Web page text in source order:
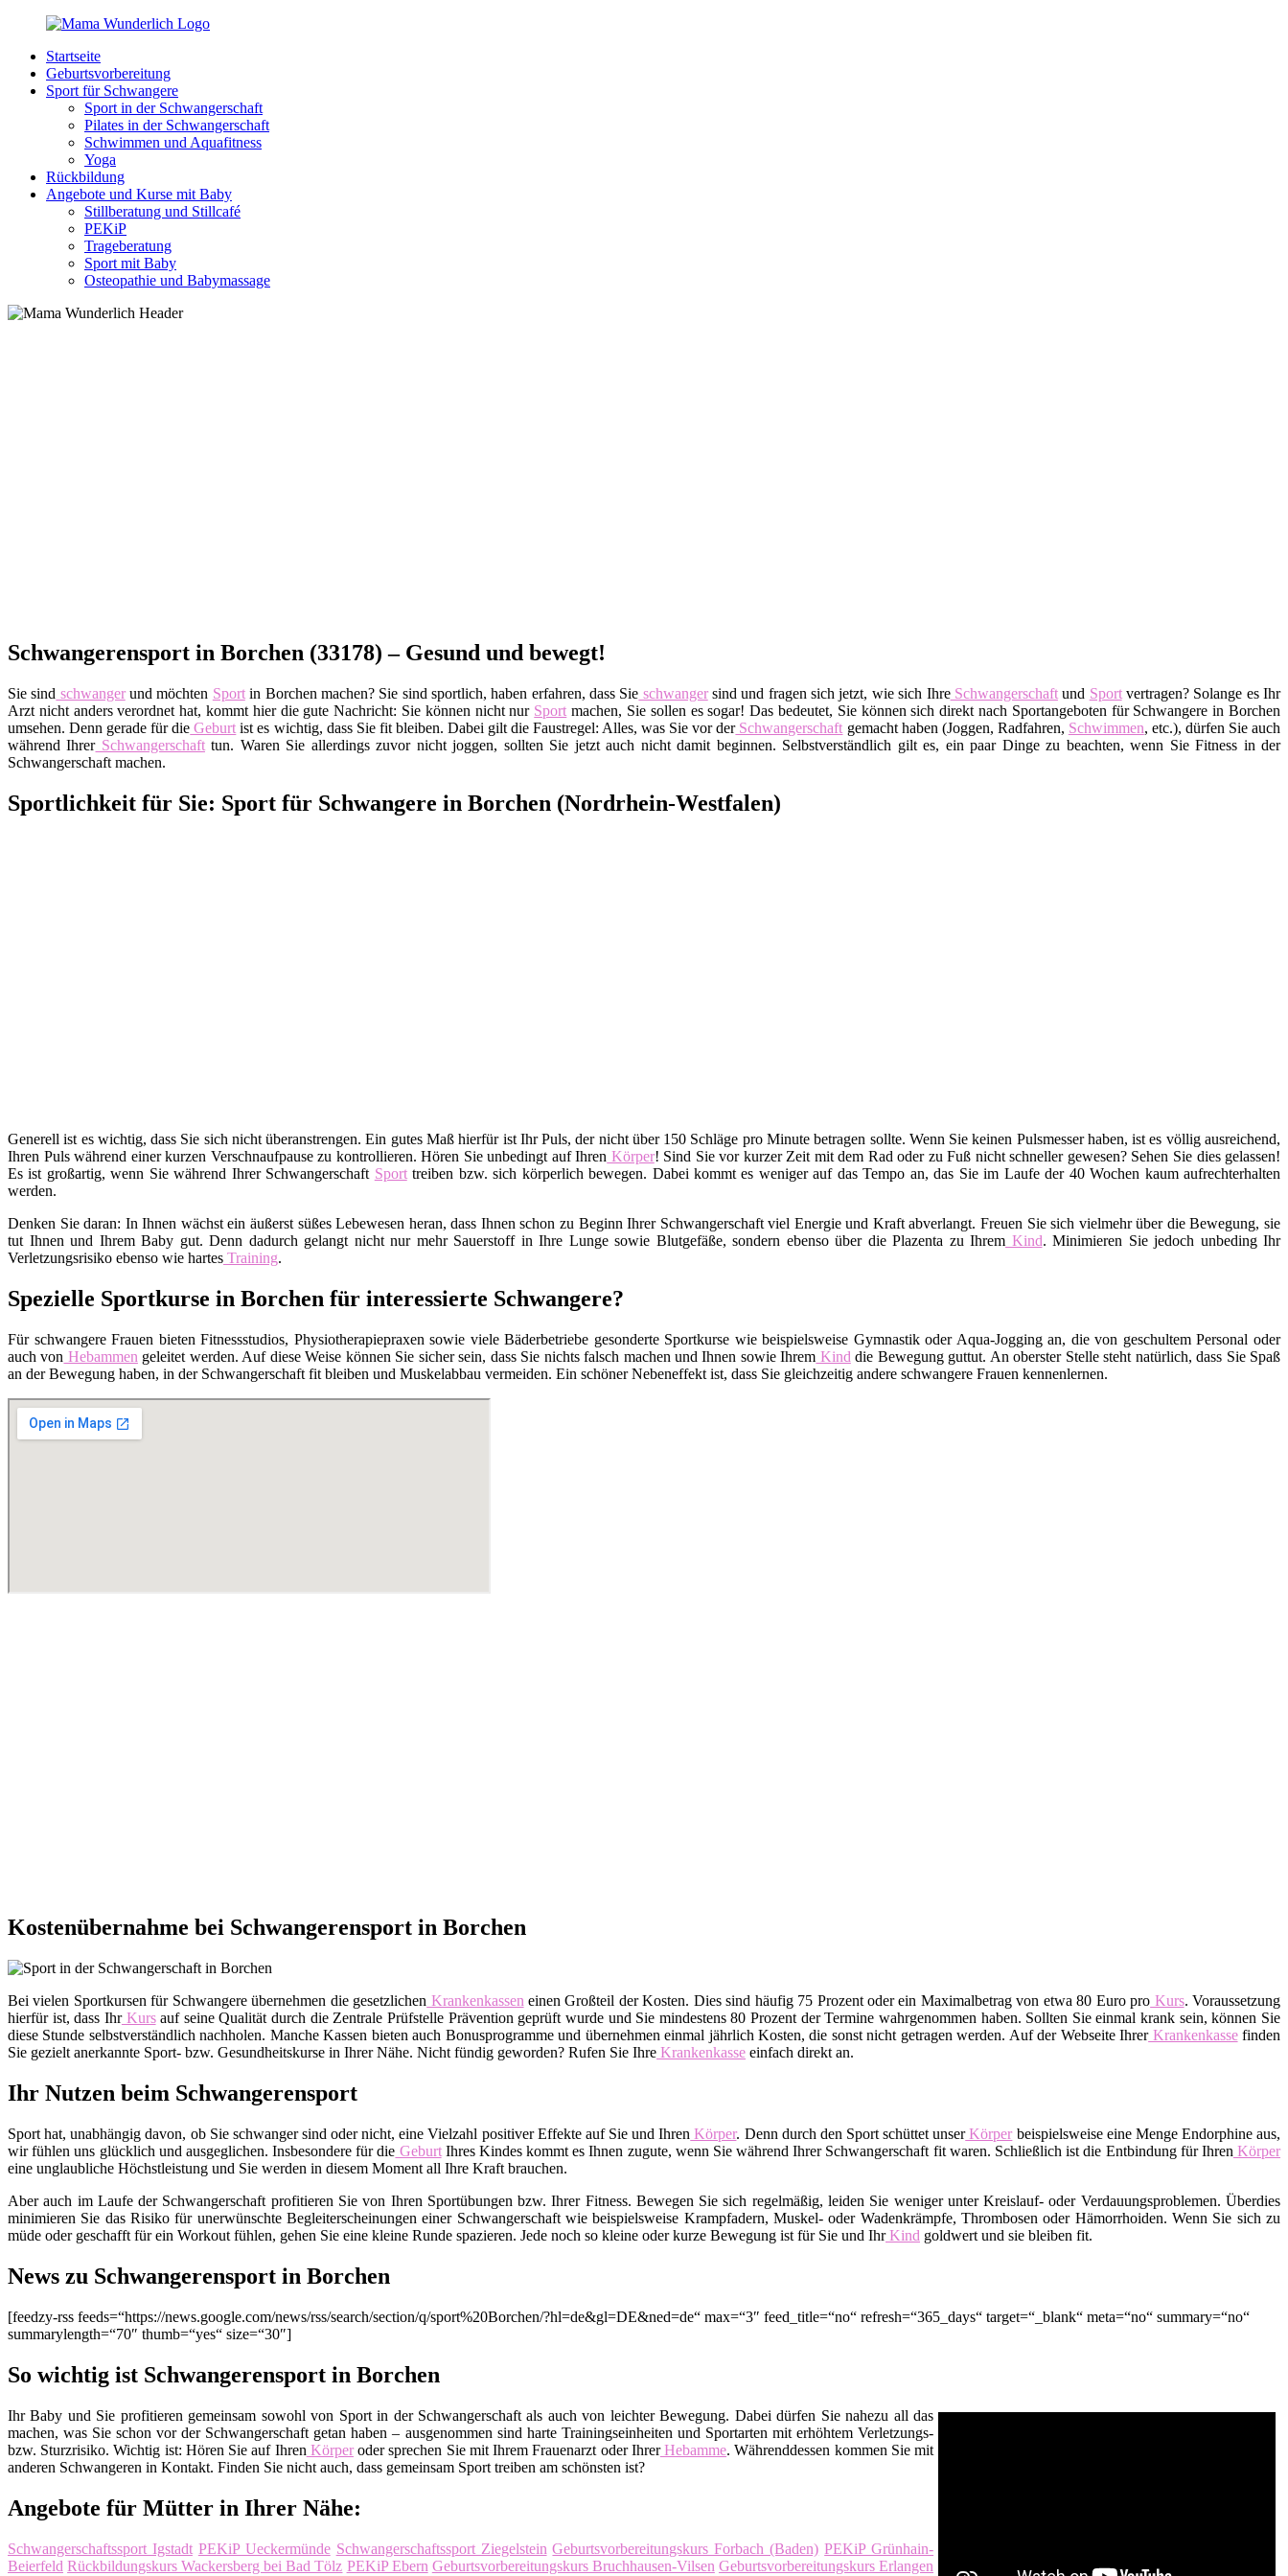
Zurück
Inhalt
MamaWunderlich.de
Mutti
sein
wunderbar!
Startseite
Geburtsvorbereitung
Sport für Schwangere
Sport in der Schwangerschaft
Pilates in der Schwangerschaft
Schwimmen und Aquafitness
Yoga
Rückbildung
Angebote und Kurse mit Baby
Stillberatung und Stillcafé
PEKiP
Trageberatung
Sport mit Baby
Osteopathie und Babymassage
Schwangerensport in Borchen (33178) – Gesund und bewegt!
Sie sind schwangerund möchten Sportin Borchen machen? Sie sind sportlich, haben erfahren, dass Sie schwangersind und fragen sich jetzt, wie sich IhreSchwangerschaftund Sportvertragen? Solange es Ihr
Arzt nicht anders verordnet hat, kommt hier die gute Nachricht: Sie können nicht nur Sport machen, Sie sollen es sogar! Das bedeutet, Sie können sich direkt nach Sportangeboten für Schwangere in Borchen
umsehen. Denn gerade für die Geburt ist es wichtig, dass Sie fit bleiben. Dabei gilt die Faustregel: Alles, was Sie vor derSchwangerschaft gemacht haben (Joggen, Radfahren, Schwimmen, etc.), dürfen Sie auch
während IhrerSchwangerschafttun. Waren Sie allerdings zuvor nicht joggen, sollten Sie jetzt auch nicht damit beginnen. Selbstverständlich gilt es, ein paar Dinge zu beachten, wenn Sie Fitness in der
Schwangerschaft machen.
Sportlichkeit für Sie: Sport für Schwangere in Borchen (Nordrhein-Westfalen)
Generell ist es wichtig, dass Sie sich nicht überanstrengen. Ein gutes Maß hierfür ist Ihr Puls, der nicht über 150 Schläge pro Minute betragen sollte. Wenn Sie keinen Pulsmesser haben, ist es völlig ausreichend,
Ihren Puls während einer kurzen Verschnaufpause zu kontrollieren. Hören Sie unbedingt auf Ihren Körper! Sind Sie vor kurzer Zeit mit dem Rad oder zu Fuß nicht schneller gewesen? Sehen Sie dies gelassen!
Es ist großartig, wenn Sie während Ihrer Schwangerschaft Sporttreiben bzw. sich körperlich bewegen. Dabei kommt es weniger auf das Tempo an, das Sie im Laufe der 40 Wochen kaum aufrechterhalten
werden.
Denken Sie daran: In Ihnen wächst ein äußerst süßes Lebewesen heran, dass Ihnen schon zu Beginn Ihrer Schwangerschaft viel Energie und Kraft abverlangt. Freuen Sie sich vielmehr über die Bewegung, sie
tut Ihnen und Ihrem Baby gut. Denn dadurch gelangt nicht nur mehr Sauerstoff in Ihre Lunge sowie Blutgefäße, sondern ebenso über die Plazenta zu Ihrem Kind. Minimieren Sie jedoch unbeding Ihr
Verletzungsrisiko ebenso wie hartes Training.
Spezielle Sportkurse in Borchen für interessierte Schwangere?
Für schwangere Frauen bieten Fitnessstudios, Physiotherapiepraxen sowie viele Bäderbetriebe gesonderte Sportkurse wie beispielsweise Gymnastik oder Aqua-Jogging an, die von geschultem Personal oder
auch von Hebammen geleitet werden. Auf diese Weise können Sie sicher sein, dass Sie nichts falsch machen und Ihnen sowie Ihrem Kind die Bewegung guttut. An oberster Stelle steht natürlich, dass Sie Spaß
an der Bewegung haben, in der Schwangerschaft fit bleiben und Muskelabbau vermeiden. Ein schöner Nebeneffekt ist, dass Sie gleichzeitig andere schwangere Frauen kennenlernen.
Kostenübernahme bei Schwangerensport in Borchen
Bei vielen Sportkursen für Schwangere übernehmen die gesetzlichen Krankenkassen einen Großteil der Kosten. Dies sind häufig 75 Prozent oder ein Maximalbetrag von etwa 80 Euro pro Kurs. Voraussetzung
hierfür ist, dass IhrKursauf seine Qualität durch die Zentrale Prüfstelle Prävention geprüft wurde und Sie mindestens 80 Prozent der Termine wahrgenommen haben. Sollten Sie einmal krank sein, können Sie
diese Stunde selbstverständlich nachholen. Manche Kassen bieten auch Bonusprogramme und übernehmen einmal jährlich Kosten, die sonst nicht getragen werden. Auf der Webseite IhrerKrankenkassefinden
Sie gezielt anerkannte Sport- bzw. Gesundheitskurse in Ihrer Nähe. Nicht fündig geworden? Rufen Sie Ihre Krankenkasse einfach direkt an.
Ihr Nutzen beim Schwangerensport
Sport hat, unabhängig davon, ob Sie schwanger sind oder nicht, eine Vielzahl positiver Effekte auf Sie und Ihren Körper. Denn durch den Sport schüttet unserKörperbeispielsweise eine Menge Endorphine aus,
wir fühlen uns glücklich und ausgeglichen. Insbesondere für die GeburtIhres Kindes kommt es Ihnen zugute, wenn Sie während Ihrer Schwangerschaft fit waren. Schließlich ist die Entbindung für Ihren Körper
eine unglaubliche Höchstleistung und Sie werden in diesem Moment all Ihre Kraft brauchen.
Aber auch im Laufe der Schwangerschaft profitieren Sie von Ihren Sportübungen bzw. Ihrer Fitness. Bewegen Sie sich regelmäßig, leiden Sie weniger unter Kreislauf- oder Verdauungsproblemen. Überdies
minimieren Sie das Risiko für unerwünschte Begleiterscheinungen einer Schwangerschaft wie beispielsweise Krampfadern, Muskel- oder Wadenkrämpfe, Thrombosen oder Hämorrhoiden. Wenn Sie sich zu
müde oder geschafft für ein Workout fühlen, gehen Sie eine kleine Runde spazieren. Jede noch so kleine oder kurze Bewegung ist für Sie und IhrKind goldwert und sie bleiben fit.
News zu Schwangerensport in Borchen
[feedzy-rss feeds=“https://news.google.com/news/rss/search/section/q/sport%20Borchen/?hl=de&gl=DE&ned=de“ max=“3″ feed_title=“no“ refresh=“365_days“ target=“_blank“ meta=“no“ summary=“no“
summarylength=“70″ thumb=“yes“ size=“30″]
So wichtig ist Schwangerensport in Borchen
Ihr Baby und Sie profitieren gemeinsam sowohl von Sport in der Schwangerschaft als auch von leichter Bewegung. Dabei dürfen Sie nahezu all das
machen, was Sie schon vor der Schwangerschaft getan haben – ausgenommen sind harte Trainingseinheiten und Sportarten mit erhöhtem Verletzungs-
bzw. Sturzrisiko. Wichtig ist: Hören Sie auf Ihren Körperoder sprechen Sie mit Ihrem Frauenarzt oder IhrerHebamme. Währenddessen kommen Sie mit
anderen Schwangeren in Kontakt. Finden Sie nicht auch, dass gemeinsam Sport treiben am schönsten ist?
Angebote für Mütter in Ihrer Nähe:
Schwangerschaftssport Igstadt PEKiP Ueckermünde Schwangerschaftssport Ziegelstein Geburtsvorbereitungskurs Forbach (Baden) PEKiP Grünhain-
Beierfeld Rückbildungskurs Wackersberg bei Bad Tölz PEKiP Ebern Geburtsvorbereitungskurs Bruchhausen-Vilsen Geburtsvorbereitungskurs Erlangen